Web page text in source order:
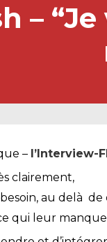
–
– l’Interview-
clairement,
au delà
qui leur